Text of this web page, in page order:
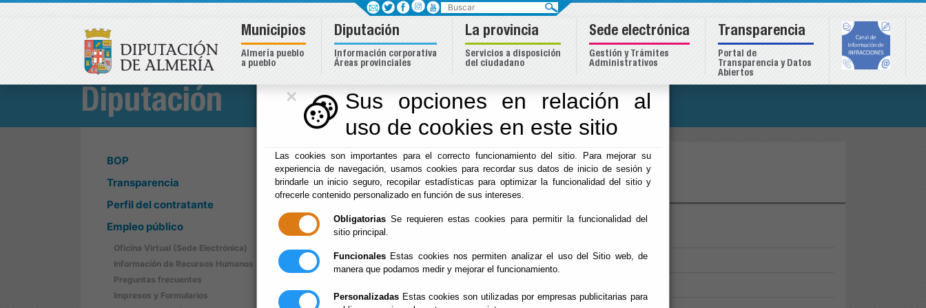
×
Sus opciones en relación al
uso de cookies en este sitio
Las cookies son importantes para el correcto funcionamiento del sitio. Para mejorar su
experiencia de navegación, usamos cookies para recordar sus datos de inicio de sesión y
brindarle un inicio seguro, recopilar estadísticas para optimizar la funcionalidad del sitio y
ofrecerle contenido personalizado en función de sus intereses.
Obligatorias Se requieren estas cookies para permitir la funcionalidad del
sitio principal.
Funcionales Estas cookies nos permiten analizar el uso del Sitio web, de
manera que podamos medir y mejorar el funcionamiento.
Personalizadas Estas cookies son utilizadas por empresas publicitarias para
Diputación
BOP
Transparencia
Perfil del contratante
Empleo público
Oficina Virtual (Sede Electrónica)
Información de Recursos Humanos
Preguntas frecuentes
Impresos y Formularios
Inicio -Diputación - Impresos y formularios
Impresos y formularios
Asistencia Económica
Bop
Buscar
Municipios
Almería pueblo
a pueblo
Diputación
Información corporativa
Áreas provinciales
La provincia
Servicios a disposición
del ciudadano
Sede electrónica
Gestión y Trámites
Administrativos
Transparencia
Portal de
Transparencia y Datos
Abiertos